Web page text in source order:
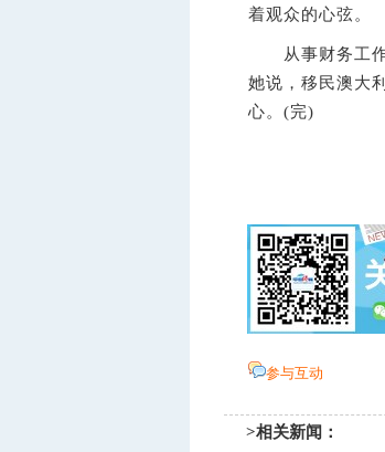
着观众的心弦。
从事财务工作
她说，移民澳大
心。(完)
参与互动
>相关新闻：